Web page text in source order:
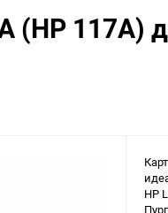
(HP 117A)
HP